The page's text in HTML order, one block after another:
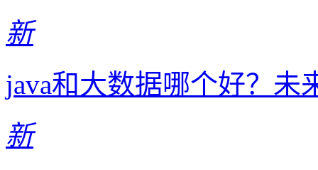
新
java和大数据哪个好？未
新